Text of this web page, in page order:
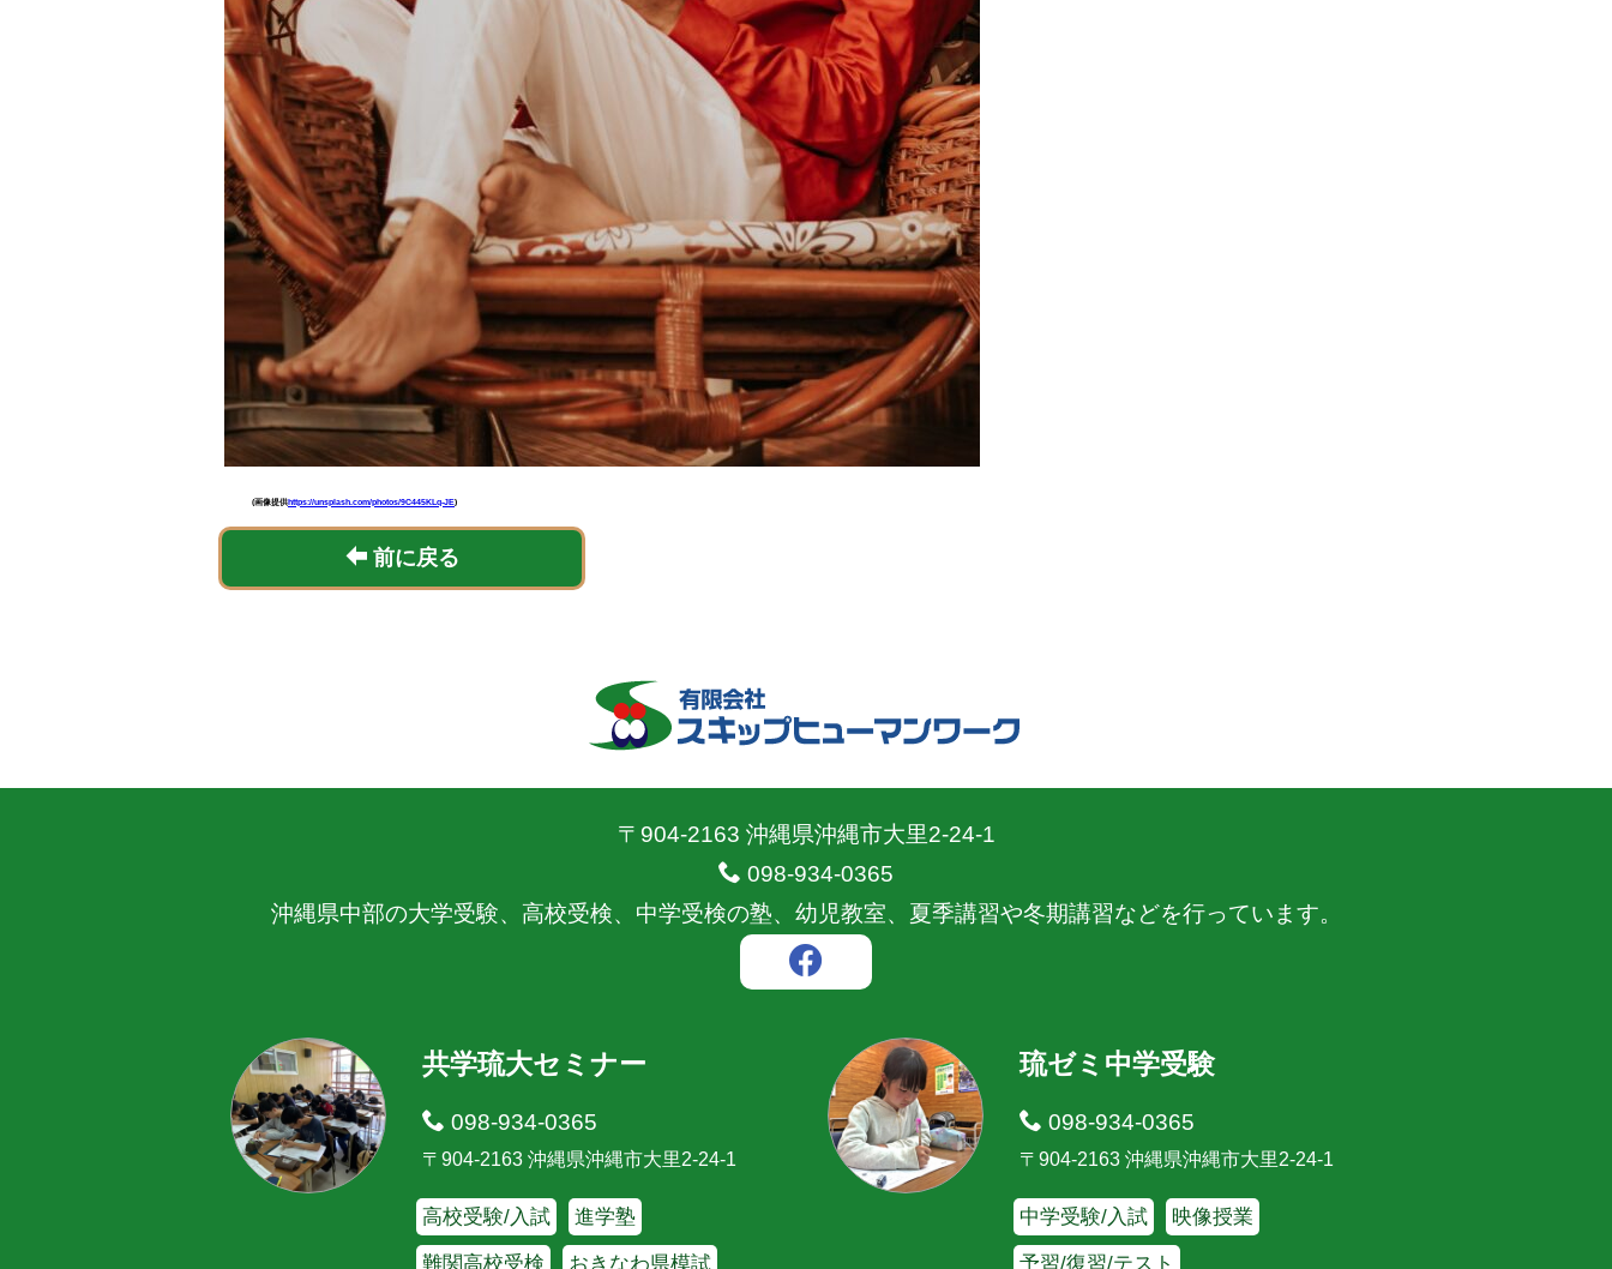
(画像提供https://unsplash.com/photos/9C445KLq-JE)
前に戻る
〒904-2163 沖縄県沖縄市大里2-24-1
098-934-0365
沖縄県中部の大学受験、高校受検、中学受検の塾、幼児教室、夏季講習や冬期講習などを行っています。
共学琉大セミナー
098-934-0365
〒904-2163 沖縄県沖縄市大里2-24-1
高校受験/入試 進学塾
難関高校受検 おきなわ県模試
琉ゼミ中学受験
098-934-0365
〒904-2163 沖縄県沖縄市大里2-24-1
中学受験/入試 映像授業
予習/復習/テスト